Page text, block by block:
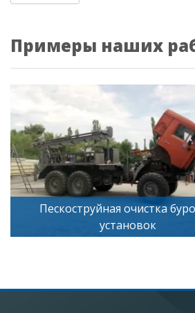
Примеры наших
Искусственное старение